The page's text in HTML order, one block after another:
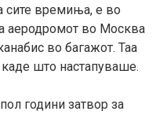
сите времиња, е во
аеродромот во Москва
во багажот. Таа
што настапуваше.
години затвор за